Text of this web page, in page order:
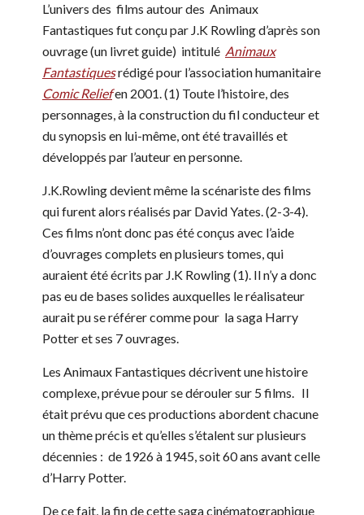
L’univers des films autour des Animaux
Fantastiques fut conçu par J.K Rowling d’après son
ouvrage (un livret guide) intitulé Animaux
Fantastiquesrédigé pour l’association humanitaire
Comic Reliefen 2001. (1) Toute l’histoire, des
personnages, à la construction du fil conducteur et
du synopsis en lui-même, ont été travaillés et
développés par l’auteur en personne.
J.K.Rowling devient même la scénariste des films
qui furent alors réalisés par David Yates. (2-3-4).
Ces films n’ont donc pas été conçus avec l’aide
d’ouvrages complets en plusieurs tomes, qui
auraient été écrits par J.K Rowling (1). Il n’y a donc
pas eu de bases solides auxquelles le réalisateur
aurait pu se référer comme pour la saga Harry
Potter et ses 7 ouvrages.
Les Animaux Fantastiques décrivent une histoire
complexe, prévue pour se dérouler sur 5 films. Il
était prévu que ces productions abordent chacune
un thème précis et qu’elles s’étalent sur plusieurs
décennies : de 1926 à 1945, soit 60 ans avant celle
d’Harry Potter.
De ce fait, la fin de cette saga cinématographique